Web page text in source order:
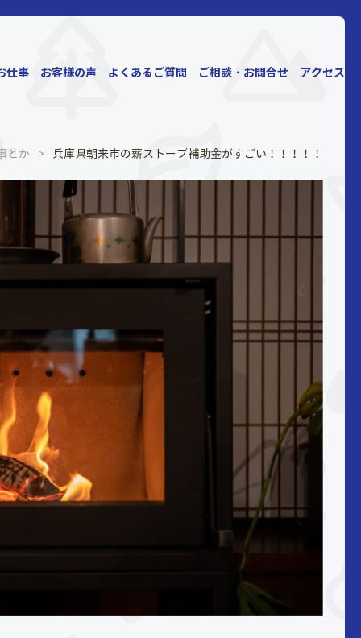
仕事 お客様の声 よくあるご質問 ご相談・お問合せ アクセス
とか > 兵庫県朝来市の薪ストーブ補助金がすごい！！！！！